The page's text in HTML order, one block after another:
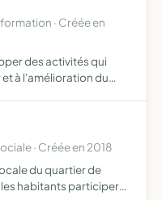
· Créée en
des activités qui
à l'amélioration du
· Créée en 2018
du quartier de
habitants participer